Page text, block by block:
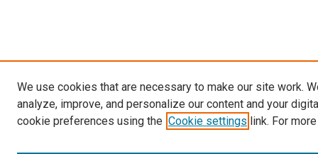
We use cookies that are necessary to make our site work.
analyze, improve, and personalize our content and your
cookie preferences using the Cookie settings link. For